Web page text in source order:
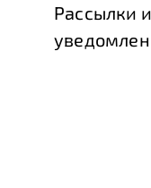
Рассылки и